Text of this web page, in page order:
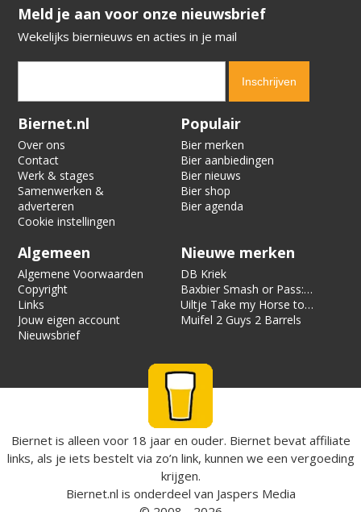
​​​​​​​Meld je aan voor onze nieuwsbrief
Wekelijks biernieuws en acties in je mail
Verification code:
Biernet.nl
Over ons
Contact
Werk & stages
Samenwerken &
adverteren
Cookie instellingen
Populair
Bier merken
Bier aanbiedingen
Bier nieuws
Bier shop
Bier agenda
Algemeen
Algemene Voorwaarden
Copyright
Links
Jouw eigen account
Nieuwsbrief
Nieuwe merken
DB Kriek
Baxbier Smash or Pass:
Strata
Uiltje Take my Horse to
the Hotel Room
Muifel 2 Guys 2 Barrels
Biernet is alleen voor 18 jaar en ouder. Biernet bevat affiliate
links, als je iets bestelt via zo’n link, kunnen we een vergoeding
krijgen.
Biernet.nl is onderdeel van Jaspers Media